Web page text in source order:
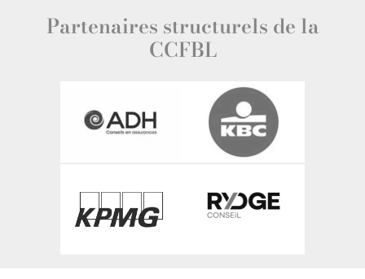
Partenaires structurels de la
CCFBL